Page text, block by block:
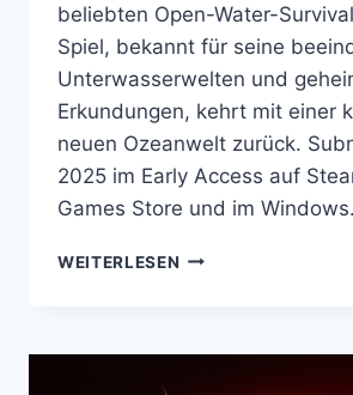
beliebten Open-Water-
Spiel, bekannt für seine
Unterwasserwelten und
Erkundungen, kehrt mit einer
neuen Ozeanwelt zurück.
2025 im Early Access auf
Games Store und im
WEITERLESEN SUBNAUTICA
GROSSE S